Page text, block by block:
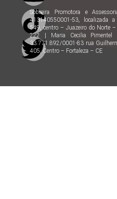
Sobreira Promotora e
413140550001-53, localizada
549, centro – Juazeiro do Norte
222 | Maria Cecilia Pimentel
33.771.892/0001-83 rua
405, Centro – Fortaleza – CE